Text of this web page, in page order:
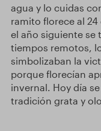
agua y lo cuidas
ramito florece al
el año siguiente se
tiempos remotos,
simbolizaban la
porque florecían
invernal. Hoy día
tradición grata y